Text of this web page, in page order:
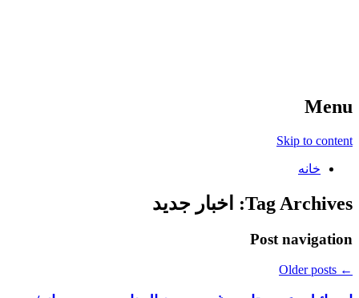
Menu
Skip to content
خانه
Tag Archives: اخبار جدید
Post navigation
←